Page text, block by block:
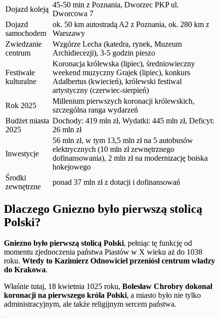
Dojazd koleją
45-50 min z Poznania, Dworzec PKP ul.
Dworcowa 7
Dojazd
samochodem
ok. 50 km autostradą A2 z Poznania, ok. 280 km z
Warszawy
Zwiedzanie
centrum
Wzgórze Lecha (katedra, rynek, Muzeum
Archidiecezji), 3-5 godzin pieszo
Festiwale
kulturalne
Koronacja królewska (lipiec), średniowieczny
weekend muzyczny Grajek (lipiec), konkurs
Adalbertus (kwiecień), królewski festiwal
artystyczny (czerwiec-sierpień)
Rok 2025
Millenium pierwszych koronacji królewskich,
szczególna ranga wydarzeń
Budżet miasta
2025
Dochody: 419 mln zł, Wydatki: 445 mln zł, Deficyt:
26 mln zł
Inwestycje
56 mln zł, w tym 13,5 mln zł na 5 autobusów
elektrycznych (10 mln zł zewnętrznego
dofinansowania), 2 mln zł na modernizację boiska
hokejowego
Środki
zewnętrzne
ponad 37 mln zł z dotacji i dofinansowań
Dlaczego Gniezno było pierwszą stolicą
Polski?
Gniezno było pierwszą stolicą Polski, pełniąc tę funkcję od
momentu zjednoczenia państwa Piastów w X wieku aż do 1038
roku. Wtedy to Kazimierz Odnowiciel przeniósł centrum władzy
do Krakowa.
Właśnie tutaj, 18 kwietnia 1025 roku, Bolesław Chrobry dokonał
koronacji na pierwszego króla Polski, a miasto było nie tylko
administracyjnym, ale także religijnym sercem państwa.